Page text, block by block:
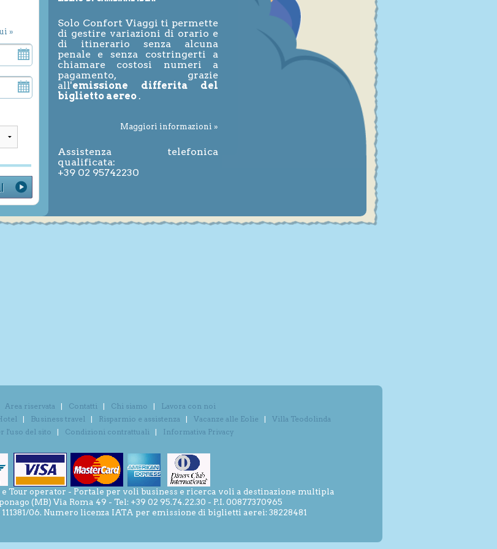
»
Solo Confort Viaggi ti permette
di gestire variazioni di orario e
di itinerario senza alcuna
penale e senza costringerti a
chiamare costosi numeri a
pagamento, grazie
all'emissione differita del
biglietto aereo .
Maggiori informazioni »
Assistenza telefonica
qualificata:
+39 02 95742230
Area riservata Contatti Chi siamo
Lavora con noi
Business travel Risparmio e assistenza Vacanze alle Eolie
Villa Teodolinda
l'uso del sito
Condizioni contrattuali Informativa Privacy
Tour operator - Portale per voli business e ricerca voli a destinazione multipla
(MB) Via Roma 49 - Tel: +39 02 95.74.22.30 - P.I. 00877370965
06. Numero licenza IATA per emissione di biglietti aerei: 38228481